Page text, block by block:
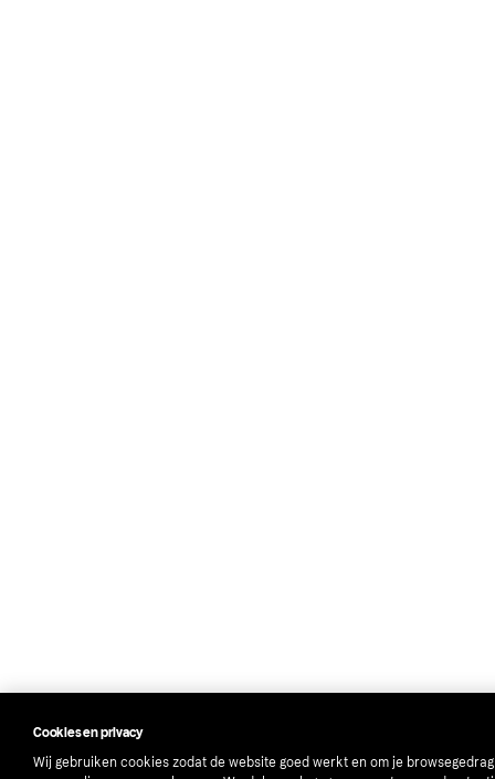
Cookies en privacy
Wij gebruiken cookies zodat de website goed werkt en om je